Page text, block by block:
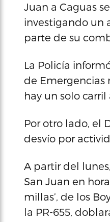
Juan a Caguas
investigando un
parte de su
La Policía
de Emergencias
hay un solo
Por otro lado, el
desvío por
A partir del
San Juan en
millas’, de los
la PR-655,